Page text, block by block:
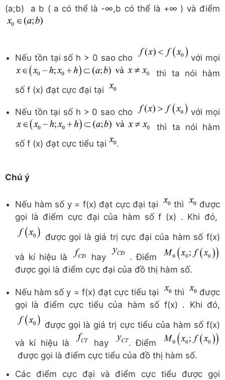
(a;b) a b ( a có thể là -∞,b có thể là +∞ ) và điểm
Nếu tồn tại số h > 0 sao cho
với mọi
thì ta nói hàm
số f (x) đạt cực đại tại
Nếu tồn tại số h > 0 sao cho
với mọi
thì ta nói hàm
số f (x) đạt cực tiểu tại
.
Chú ý
Nếu hàm số y = f(x) đạt cực đại tại thì
được
gọi là điểm cực đại của hàm số f (x) . Khi đó,
được gọi là giá trị cực đại của hàm số f(x)
và kí hiệu là
hay
. Điểm
được gọi là điểm cực đại của đồ thị hàm số.
Nếu hàm số y = f(x) đạt cực tiểu tại thì
được
gọi là điểm cực tiểu của hàm số f(x) . Khi đó,
được gọi là giá trị cực tiểu của hàm số f(x)
và kí hiệu là
hay
. Điểm
được gọi là điểm cực tiểu của đồ thị hàm số.
Các điểm cực đại và điểm cực tiểu được gọi